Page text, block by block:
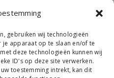
gebruiken wij technologieën
apparaat op te slaan en/of te
deze technologieën kunnen wij
ID's op deze site verwerken.
toestemming intrekt, kan dit
tips via onze
aan.